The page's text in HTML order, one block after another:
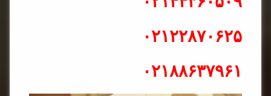
۰۲۱۲۲۸۷۰۶۲۵
۰۲۱۸۸۶۳۷۹۶۱